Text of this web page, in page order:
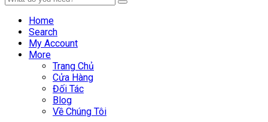
Home
Search
My Account
More
Trang Chủ
Cửa Hàng
Đối Tác
Blog
Về Chúng Tôi